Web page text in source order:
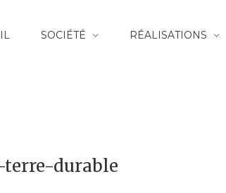
SOCIÉTÉ RÉALISATIONS
durable